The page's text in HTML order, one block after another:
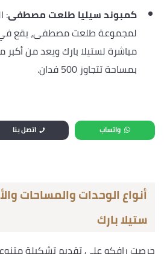
كمبوند سيليا طلعت مصطفى:
لمجموعة طلعت مصطفى، يقع في
مباشرة لستيلا بارك ويعد من أكبر
بمساحة تتجاوز 500 فدان.
واتساب اتصل بنا
أنواع الوحدات والمساحات
ستيلا بارك
حرصت رافكو على تقديم تشكيلة